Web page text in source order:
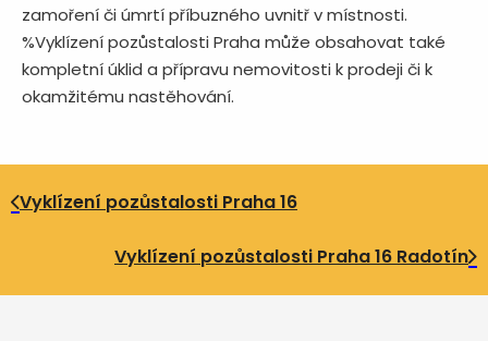
zamoření či úmrtí příbuzného uvnitř v místnosti.
%Vyklízení pozůstalosti Praha může obsahovat také
kompletní úklid a přípravu nemovitosti k prodeji či k
okamžitému nastěhování.
Vyklízení pozůstalosti Praha 16
Vyklízení pozůstalosti Praha 16 Radotín